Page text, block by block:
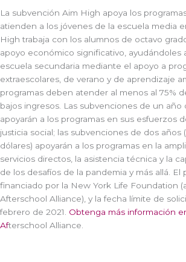
La subvención Aim High apoya los
atienden a los jóvenes de la escuela media
High trabaja con los alumnos de octavo
apoyo económico significativo, ayudándoles
escuela secundaria mediante el apoyo a
extraescolares, de verano y de aprendizaje
programas deben atender al menos al 75%
bajos ingresos. Las subvenciones de un año
apoyarán a los programas en sus esfuerzos
justicia social; las subvenciones de dos
dólares) apoyarán a los programas en la
servicios directos, la asistencia técnica y la
de los desafíos de la pandemia y más allá. El
financiado por la New York Life Foundation
Afterschool Alliance), y la fecha límite de
febrero de 2021. Obtenga más información
Afterschool Alliance.